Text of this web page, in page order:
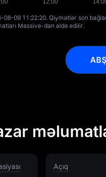
08-09 11:22:20⁩. Qiymətlər son
Massive-dan əldə edilir.
Açıq